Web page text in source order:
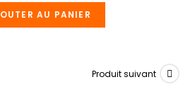
AU PANIER
Produit suivant